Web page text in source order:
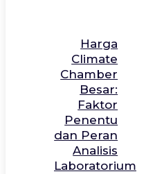
Harga
Climate
Chamber
Besar:
Faktor
Penentu
dan Peran
Analisis
Laboratorium